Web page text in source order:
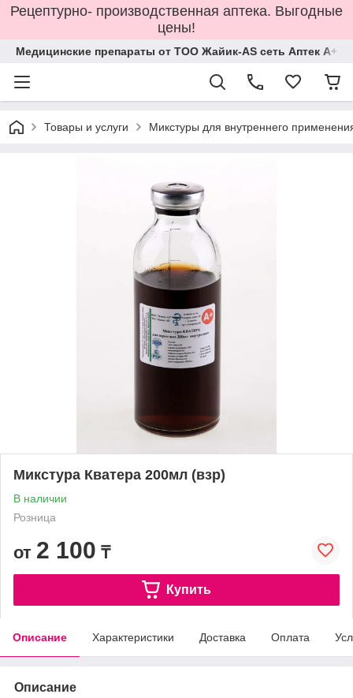
Рецептурно- производственная аптека. Выгодные
цены!
Медицинские препараты от ТОО Жайик-AS сеть Аптек А+
Товары и услуги Микстуры для внутреннего
Микстура Кватера 200мл (взр)
В наличии
Розница
от 2 100 ₸
Купить
Описание Характеристики Доставка Оплата
Описание